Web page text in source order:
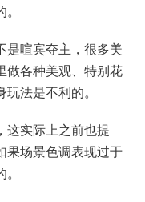
是喧宾夺主，很多美
做各种美观、特别花
法是不利的。
这实际上之前也提
果场景色调表现过于